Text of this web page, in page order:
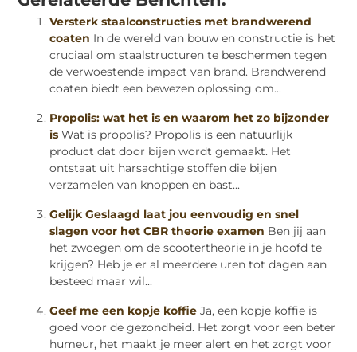
Versterk staalconstructies met brandwerend
coaten In de wereld van bouw en constructie is het
cruciaal om staalstructuren te beschermen tegen
de verwoestende impact van brand. Brandwerend
coaten biedt een bewezen oplossing om...
Propolis: wat het is en waarom het zo bijzonder
is Wat is propolis? Propolis is een natuurlijk
product dat door bijen wordt gemaakt. Het
ontstaat uit harsachtige stoffen die bijen
verzamelen van knoppen en bast...
Gelijk Geslaagd laat jou eenvoudig en snel
slagen voor het CBR theorie examen Ben jij aan
het zwoegen om de scootertheorie in je hoofd te
krijgen? Heb je er al meerdere uren tot dagen aan
besteed maar wil...
Geef me een kopje koffie Ja, een kopje koffie is
goed voor de gezondheid. Het zorgt voor een beter
humeur, het maakt je meer alert en het zorgt voor